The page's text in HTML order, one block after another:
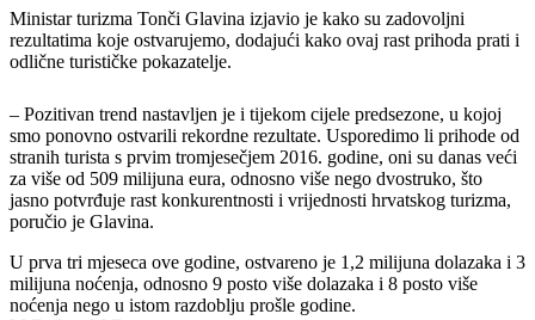
Ministar turizma Tonči Glavina izjavio je kako su zadovoljni
rezultatima koje ostvarujemo, dodajući kako ovaj rast prihoda prati i
odlične turističke pokazatelje.
– Pozitivan trend nastavljen je i tijekom cijele predsezone, u kojoj
smo ponovno ostvarili rekordne rezultate. Usporedimo li prihode od
stranih turista s prvim tromjesečjem 2016. godine, oni su danas veći
za više od 509 milijuna eura, odnosno više nego dvostruko, što
jasno potvrđuje rast konkurentnosti i vrijednosti hrvatskog turizma,
poručio je Glavina.
U prva tri mjeseca ove godine, ostvareno je 1,2 milijuna dolazaka i 3
milijuna noćenja, odnosno 9 posto više dolazaka i 8 posto više
noćenja nego u istom razdoblju prošle godine.